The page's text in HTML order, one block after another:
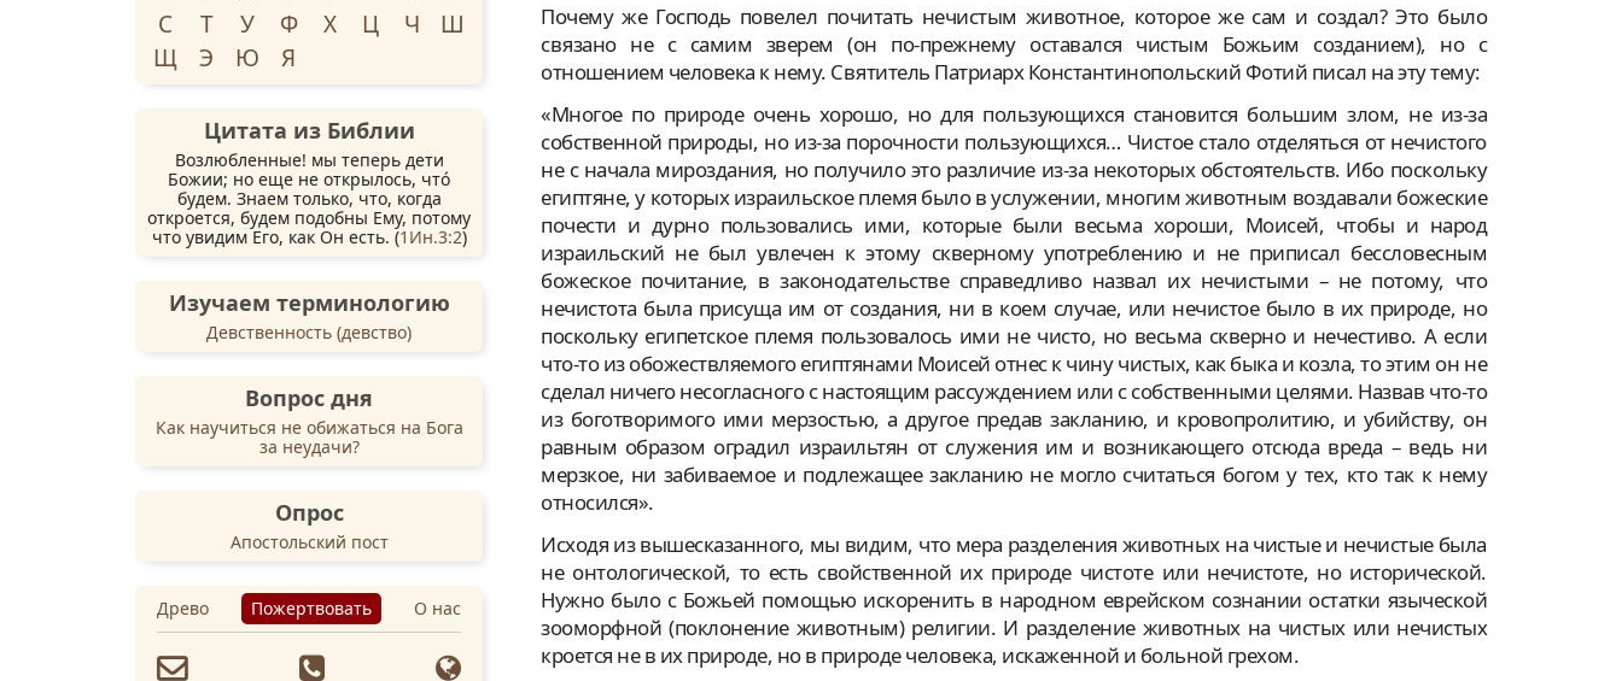
Почему же Господь повелел почитать нечистым животное, которое же сам и создал? Это было
связано не с самим зверем (он по-прежнему оставался чистым Божьим созданием), но с
отношением человека к нему. Святитель Патриарх Константинопольский Фотий писал на эту тему:
«Многое по природе очень хорошо, но для пользующихся становится большим злом, не из-за
собственной природы, но из-за порочности пользующихся… Чистое стало отделяться от нечистого
не с начала мироздания, но получило это различие из-за некоторых обстоятельств. Ибо поскольку
египтяне, у которых израильское племя было в услужении, многим животным воздавали божеские
почести и дурно пользовались ими, которые были весьма хороши, Моисей, чтобы и народ
израильский не был увлечен к этому скверному употреблению и не приписал бессловесным
божеское почитание, в законодательстве справедливо назвал их нечистыми – не потому, что
нечистота была присуща им от создания, ни в коем случае, или нечистое было в их природе, но
поскольку египетское племя пользовалось ими не чисто, но весьма скверно и нечестиво. А если
что-то из обожествляемого египтянами Моисей отнес к чину чистых, как быка и козла, то этим он не
сделал ничего несогласного с настоящим рассуждением или с собственными целями. Назвав что-то
из боготворимого ими мерзостью, а другое предав закланию, и кровопролитию, и убийству, он
равным образом оградил израильтян от служения им и возникающего отсюда вреда – ведь ни
мерзкое, ни забиваемое и подлежащее закланию не могло считаться богом у тех, кто так к нему
относился».
Исходя из вышесказанного, мы видим, что мера разделения животных на чистые и нечистые была
не онтологической, то есть свойственной их природе чистоте или нечистоте, но исторической.
Нужно было с Божьей помощью искоренить в народном еврейском сознании остатки языческой
зооморфной (поклонение животным) религии. И разделение животных на чистых или нечистых
кроется не в их природе, но в природе человека, искаженной и больной грехом.
С
Т У Ф Х Ч
Э Ю Я
Цитата из Библии
Возлюбленные! мы теперь дети
Божии; но еще не открылось, что́
будем. Знаем только, что, когда
откроется, будем подобны Ему, потому
что увидим Его, как Он есть. (1Ин.3:2)
Изучаем терминологию
Девственность (девство)
Вопрос дня
Как научиться не обижаться на Бога
за неудачи?
Опрос
Апостольский пост
Древо Пожертвовать О нас